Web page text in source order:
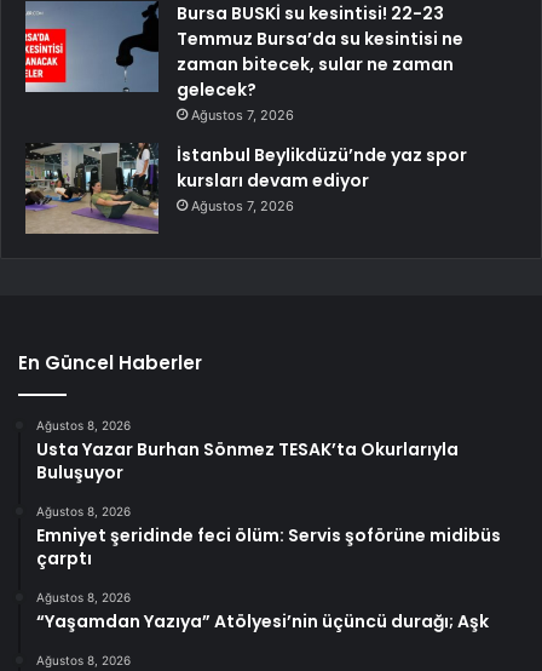
Bursa BUSKİ su kesintisi! 22-23
Temmuz Bursa’da su kesintisi ne
zaman bitecek, sular ne zaman
gelecek?
Ağustos 7, 2026
İstanbul Beylikdüzü’nde yaz spor
kursları devam ediyor
Ağustos 7, 2026
En Güncel Haberler
Ağustos 8, 2026
Usta Yazar Burhan Sönmez TESAK’ta Okurlarıyla
Buluşuyor
Ağustos 8, 2026
Emniyet şeridinde feci ölüm: Servis şoförüne midibüs
çarptı
Ağustos 8, 2026
“Yaşamdan Yazıya” Atölyesi’nin üçüncü durağı; Aşk
Ağustos 8, 2026